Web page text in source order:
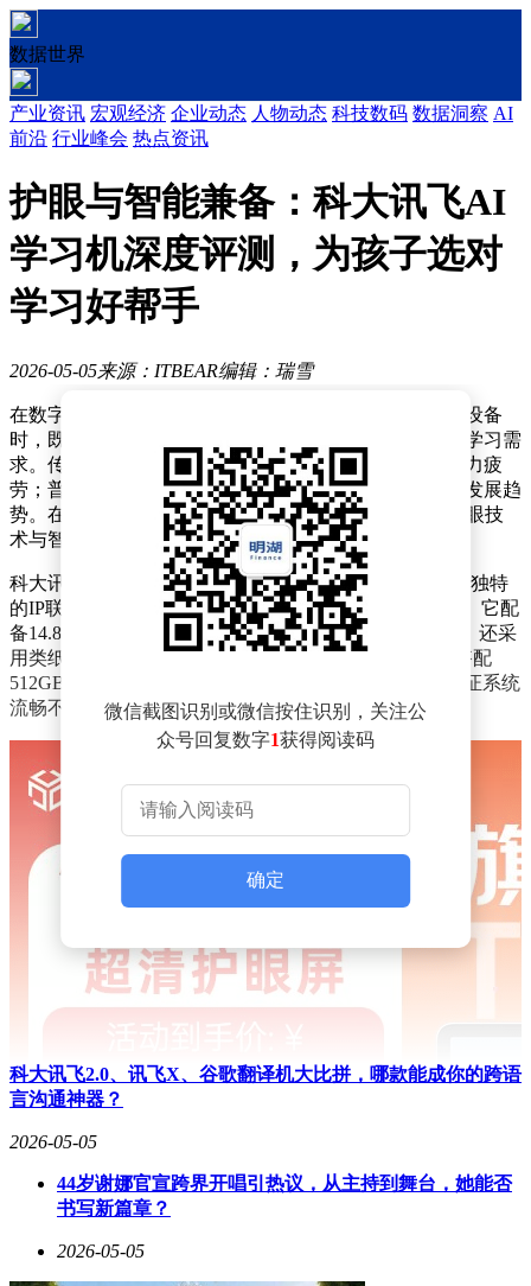
数据世界
产业资讯 宏观经济 企业动态 人物动态 科技数码 数据洞察 AI
前沿 行业峰会 热点资讯
护眼与智能兼备：科大讯飞AI
学习机深度评测，为孩子选对
学习好帮手
2026-05-05来源：ITBEAR编辑：瑞雪
在数字化教育蓬勃发展的当下，家长们为孩子挑选学习设备
时，既希望设备具备护眼功能，又期望能满足多样化的学习需
求。传统平板电脑功能虽丰富，但长时间使用易引发视力疲
劳；普通学习机功能又相对单一，难以契合现代教育的发展趋
势。在此背景下，科大讯飞AI学习机系列凭借先进的护眼技
术与智能学习系统，成为众多家长和学生的新选择。
科大讯飞AI学习机T90 Pro疯狂动物城特别定制款，凭借独特
的IP联名与专业护眼功能，在高端学习机市场脱颖而出。它配
备14.8英寸的有益自然光纳米类纸护眼屏，不仅尺寸大，还采
用类纸显示技术，有效降低蓝光伤害。12GB运行内存搭配
512GB存储空间，即便同时运行多个学习应用，也能保证系统
流畅不卡顿。微信截图识别或微信按住识别，关注公
众号回复数字1获得阅读码
确定
科大讯飞2.0、讯飞X、谷歌翻译机大比拼，哪款能成你的跨语
言沟通神器？
2026-05-05
44岁谢娜官宣跨界开唱引热议，从主持到舞台，她能否
书写新篇章？
2026-05-05